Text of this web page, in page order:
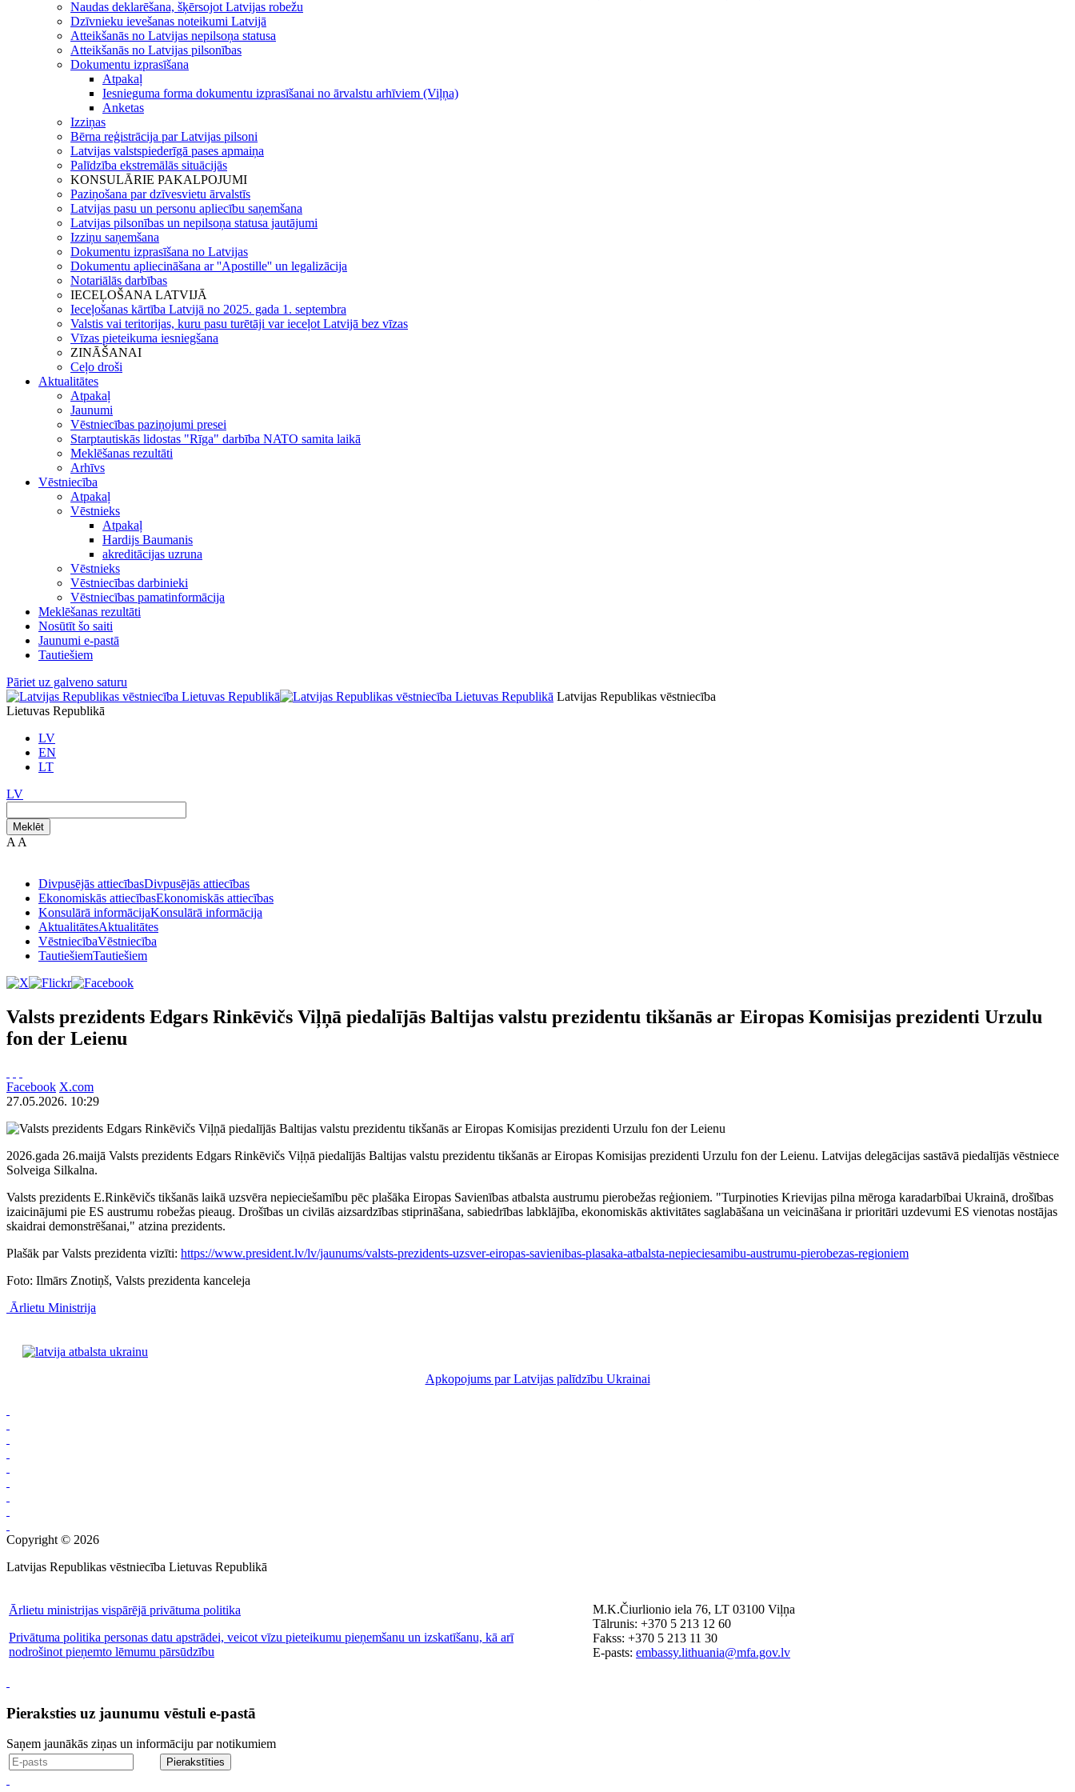
Naudas deklarēšana, šķērsojot Latvijas robežu
Dzīvnieku ievešanas noteikumi Latvijā
Atteikšanās no Latvijas nepilsoņa statusa
Atteikšanās no Latvijas pilsonības
Dokumentu izprasīšana
Atpakaļ
Iesnieguma forma dokumentu izprasīšanai no ārvalstu arhīviem (Viļņa)
Anketas
Izziņas
Bērna reģistrācija par Latvijas pilsoni
Latvijas valstspiederīgā pases apmaiņa
Palīdzība ekstremālās situācijās
KONSULĀRIE PAKALPOJUMI
Paziņošana par dzīvesvietu ārvalstīs
Latvijas pasu un personu apliecību saņemšana
Latvijas pilsonības un nepilsoņa statusa jautājumi
Izziņu saņemšana
Dokumentu izprasīšana no Latvijas
Dokumentu apliecināšana ar ''Apostille'' un legalizācija
Notariālās darbības
IECEĻOŠANA LATVIJĀ
Ieceļošanas kārtība Latvijā no 2025. gada 1. septembra
Valstis vai teritorijas, kuru pasu turētāji var ieceļot Latvijā bez vīzas
Vīzas pieteikuma iesniegšana
ZINĀŠANAI
Ceļo droši
Aktualitātes
Atpakaļ
Jaunumi
Vēstniecības paziņojumi presei
Starptautiskās lidostas "Rīga" darbība NATO samita laikā
Meklēšanas rezultāti
Arhīvs
Vēstniecība
Atpakaļ
Vēstnieks
Atpakaļ
Hardijs Baumanis
akreditācijas uzruna
Vēstnieks
Vēstniecības darbinieki
Vēstniecības pamatinformācija
Meklēšanas rezultāti
Nosūtīt šo saiti
Jaunumi e-pastā
Tautiešiem
Pāriet uz galveno saturu
Latvijas Republikas vēstniecība
Lietuvas Republikā
LV
EN
LT
LV
Meklēt
A A
Divpusējās attiecībasDivpusējās attiecības
Ekonomiskās attiecībasEkonomiskās attiecības
Konsulārā informācijaKonsulārā informācija
AktualitātesAktualitātes
VēstniecībaVēstniecība
TautiešiemTautiešiem
Valsts prezidents Edgars Rinkēvičs Viļņā piedalījās Baltijas valstu prezidentu tikšanās ar Eiropas Komisijas prezidenti Urzulu
fon der Leienu
Facebook X.com
27.05.2026. 10:29
2026.gada 26.maijā Valsts prezidents Edgars Rinkēvičs Viļņā piedalījās Baltijas valstu prezidentu tikšanās ar Eiropas Komisijas prezidenti Urzulu fon der Leienu. Latvijas delegācijas sastāvā piedalījās vēstniece
Solveiga Silkalna.
Valsts prezidents E.Rinkēvičs tikšanās laikā uzsvēra nepieciešamību pēc plašāka Eiropas Savienības atbalsta austrumu pierobežas reģioniem. "Turpinoties Krievijas pilna mēroga karadarbībai Ukrainā, drošības
izaicinājumi pie ES austrumu robežas pieaug. Drošības un civilās aizsardzības stiprināšana, sabiedrības labklājība, ekonomiskās aktivitātes saglabāšana un veicināšana ir prioritāri uzdevumi ES vienotas nostājas
skaidrai demonstrēšanai," atzina prezidents.
Plašāk par Valsts prezidenta vizīti: https://www.president.lv/lv/jaunums/valsts-prezidents-uzsver-eiropas-savienibas-plasaka-atbalsta-nepieciesamibu-austrumu-pierobezas-regioniem
Foto: Ilmārs Znotiņš, Valsts prezidenta kanceleja
Ārlietu Ministrija
Apkopojums par Latvijas palīdzību Ukrainai
Copyright © 2026
Latvijas Republikas vēstniecība Lietuvas Republikā
Ārlietu ministrijas vispārējā privātuma politika
Privātuma politika personas datu apstrādei, veicot vīzu pieteikumu pieņemšanu un izskatīšanu, kā arī
nodrošinot pieņemto lēmumu pārsūdzību
M.K.Čiurlionio iela 76, LT 03100 Viļņa
Tālrunis: +370 5 213 12 60
Fakss: +370 5 213 11 30
E-pasts: embassy.lithuania@mfa.gov.lv
Pieraksties uz jaunumu vēstuli e-pastā
Saņem jaunākās ziņas un informāciju par notikumiem